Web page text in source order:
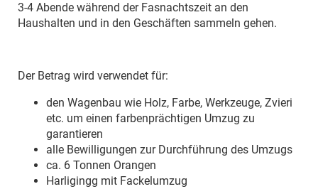
3-4 Abende während der Fasnachtszeit an den
Haushalten und in den Geschäften sammeln gehen.
Der Betrag wird verwendet für:
den Wagenbau wie Holz, Farbe, Werkzeuge, Zvieri
etc. um einen farbenprächtigen Umzug zu
garantieren
alle Bewilligungen zur Durchführung des Umzugs
ca. 6 Tonnen Orangen
Harligingg mit Fackelumzug